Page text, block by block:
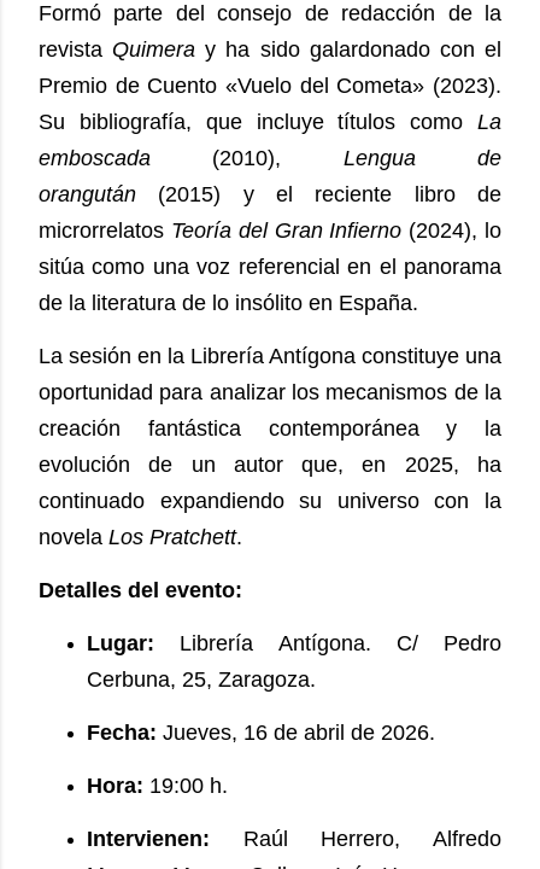
Formó parte del consejo de redacción de la
revista Quimera y ha sido galardonado con el
Premio de Cuento «Vuelo del Cometa» (2023).
Su bibliografía, que incluye títulos como
La
emboscada
(2010),
Lengua de
orangután
(2015) y el reciente libro de
microrrelatos Teoría del Gran Infierno (2024), lo
sitúa como una voz referencial en el panorama
de la literatura de lo insólito en España.
La sesión en la Librería Antígona constituye una
oportunidad para analizar los mecanismos de la
creación fantástica contemporánea y la
evolución de un autor que, en 2025, ha
continuado expandiendo su universo con la
novela Los Pratchett.
Detalles del evento:
Lugar:
Librería Antígona. C/ Pedro
Cerbuna, 25, Zaragoza.
Fecha: Jueves, 16 de abril de 2026.
Hora: 19:00 h.
Intervienen:
Raúl Herrero, Alfredo